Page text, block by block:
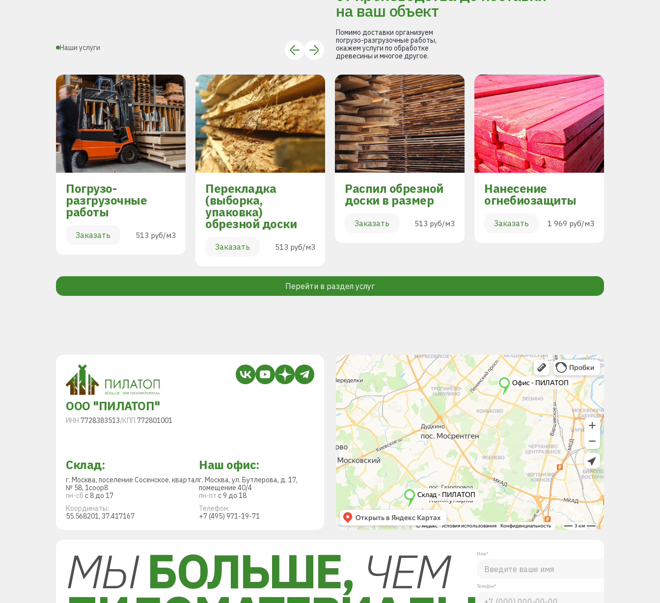
Наши услуги
на ваш объект
Помимо доставки организуем
погрузо-разгрузочные работы,
окажем услуги по обработке
древесины и многое другое.
Погрузо-
разгрузочные
работы
Заказать 513 руб/м3
Перекладка
(выборка,
упаковка)
обрезной доски
Заказать 513 руб/м3
Распил обрезной
доски в размер
Заказать 513 руб/м3
Нанесение
огнебиозащиты
Заказать 1 969 руб/м3
Перейти в раздел услуг
ООО "ПИЛАТОП"
ИНН 7728383513/КПП 772801001
Склад:
г. Москва, поселение Сосенское, квартал
№ 58, 1соор8
пн-сб с 8 до 17
Координаты:
55.568201, 37.417167
Наш офис:
г. Москва, ул. Бутлерова, д. 17,
помещение 40/4
пн-пт с 9 до 18
Телефон:
+7 (495) 971-19-71
МЫБОЛЬШЕ, ЧЕМ Имя*
Телефон*